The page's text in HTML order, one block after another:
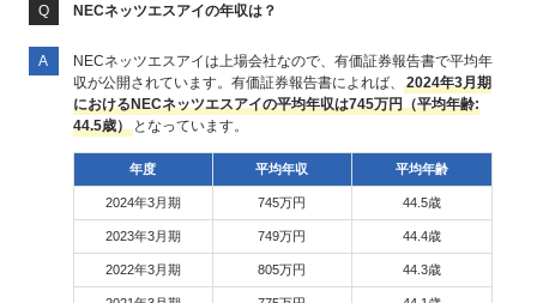
NECネッツエスアイの年収は？
NECネッツエスアイは上場会社なので、有価証券報告書で平均年
収が公開されています。有価証券報告書によれば、
2024年3月期
におけるNECネッツエスアイの平均年収は745万円（平均年齢:
44.5歳）となっています。
年度 平均年収 平均年齢
2024年3月期 745万円 44.5歳
2023年3月期 749万円 44.4歳
2022年3月期 805万円 44.3歳